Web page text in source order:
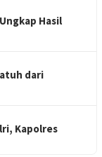
Hasil
dari
Kapolres